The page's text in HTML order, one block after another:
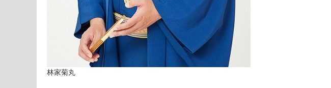
林家菊丸